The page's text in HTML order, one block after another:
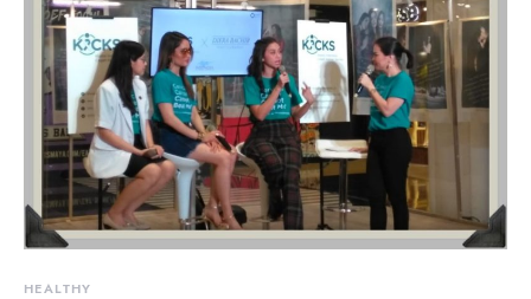
HEALTHY